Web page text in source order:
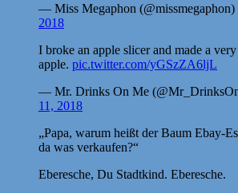
— Miss Megaphon (@missmegaphon)
2018
I broke an apple slicer and made a
apple. pic.twitter.com/yGSzZA6ljL
— Mr. Drinks On Me
11, 2018
„Papa, warum heißt der Baum Ebay-
da was verkaufen?“
Eberesche, Du Stadtkind. Eberesche.